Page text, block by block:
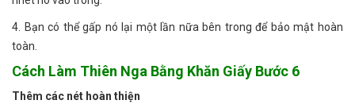
4. Bạn có thể gấp nó lại một lần nữa bên trong để bảo mật hoàn
toàn.
Cách Làm Thiên Nga Bằng Khăn Giấy Bước 6
Thêm các nét hoàn thiện